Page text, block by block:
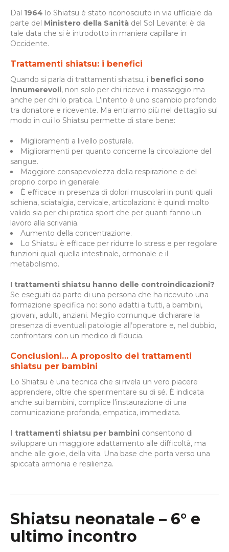
Dal 1964 lo Shiatsu è stato riconosciuto in via ufficiale da
parte del Ministero della Sanità del Sol Levante: è da
tale data che si è introdotto in maniera capillare in
Occidente.
Trattamenti shiatsu: i benefici
Quando si parla di trattamenti shiatsu, i benefici sono
innumerevoli, non solo per chi riceve il massaggio ma
anche per chi lo pratica. L’intento è uno scambio profondo
tra donatore e ricevente. Ma entriamo più nel dettaglio sul
modo in cui lo Shiatsu permette di stare bene:
Miglioramenti a livello posturale.
Miglioramenti per quanto concerne la circolazione del
sangue.
Maggiore consapevolezza della respirazione e del
proprio corpo in generale.
È efficace in presenza di dolori muscolari in punti quali
schiena, sciatalgia, cervicale, articolazioni: è quindi molto
valido sia per chi pratica sport che per quanti fanno un
lavoro alla scrivania.
Aumento della concentrazione.
Lo Shiatsu è efficace per ridurre lo stress e per regolare
funzioni quali quella intestinale, ormonale e il
metabolismo.
I trattamenti shiatsu hanno delle controindicazioni?
Se eseguiti da parte di una persona che ha ricevuto una
formazione specifica no: sono adatti a tutti, a bambini,
giovani, adulti, anziani. Meglio comunque dichiarare la
presenza di eventuali patologie all’operatore e, nel dubbio,
confrontarsi con un medico di fiducia.
Conclusioni… A proposito dei trattamenti
shiatsu per bambini
Lo Shiatsu è una tecnica che si rivela un vero piacere
apprendere, oltre che sperimentare su di sé. È indicata
anche sui bambini, complice l’instaurazione di una
comunicazione profonda, empatica, immediata.
I trattamenti shiatsu per bambini consentono di
sviluppare un maggiore adattamento alle difficoltà, ma
anche alle gioie, della vita. Una base che porta verso una
spiccata armonia e resilienza.
Shiatsu neonatale – 6° e
ultimo incontro